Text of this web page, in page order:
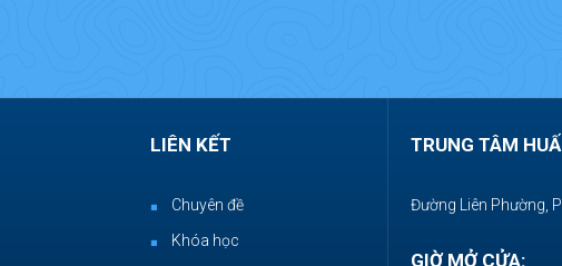
LIÊN KẾT
Chuyên đề
Khóa học
TRUNG TÂM
Đường Liên Phường,
GIỜ MỞ CỬA: